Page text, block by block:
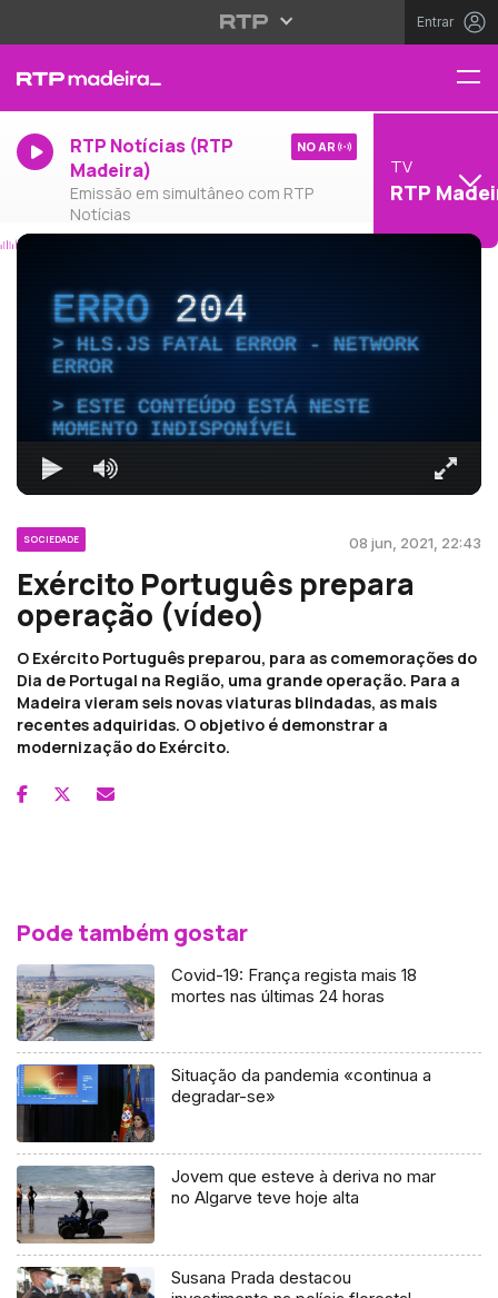
Entrar
RTP Notícias (RTP
Madeira)
Emissão em simultâneo com RTP
Notícias
NO AR
TV
RTP
ERRO204
HLS.JS FATAL ERROR - NETWORK
ERROR
ESTE CONTEÚDO ESTÁ NESTE
MOMENTO INDISPONÍVEL
SOCIEDADE 08 jun, 2021, 22:43
Exército Português prepara
operação (vídeo)
O Exército Português preparou, para as comemorações do
Dia de Portugal na Região, uma grande operação. Para a
Madeira vieram seis novas viaturas blindadas, as mais
recentes adquiridas. O objetivo é demonstrar a
modernização do Exército.
Pode também gostar
Covid-19: França regista mais 18
mortes nas últimas 24 horas
Situação da pandemia «continua a
degradar-se»
Jovem que esteve à deriva no mar
no Algarve teve hoje alta
Susana Prada destacou